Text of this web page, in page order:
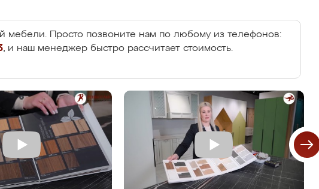
мебели. Просто позвоните нам по любому из телефонов:
, и наш менеджер быстро рассчитает стоимость.